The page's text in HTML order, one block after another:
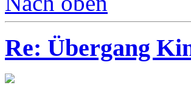
Re: Übergang